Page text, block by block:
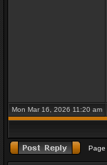
Mon Mar 16, 2026 11:20 am
Page